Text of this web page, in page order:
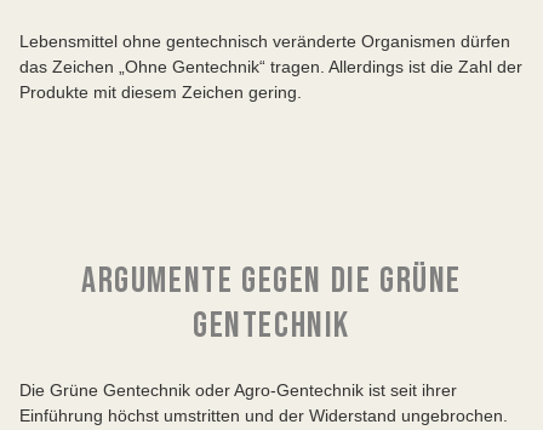
Lebensmittel ohne gentechnisch veränderte Organismen dürfen
das Zeichen „Ohne Gentechnik“ tragen. Allerdings ist die Zahl der
Produkte mit diesem Zeichen gering.
ARGUMENTE GEGEN DIE GRÜNE
GENTECHNIK
Die Grüne Gentechnik oder Agro-Gentechnik ist seit ihrer
Einführung höchst umstritten und der Widerstand ungebrochen.